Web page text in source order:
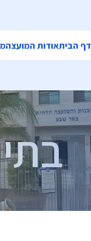
דף הביתאודות המועצה